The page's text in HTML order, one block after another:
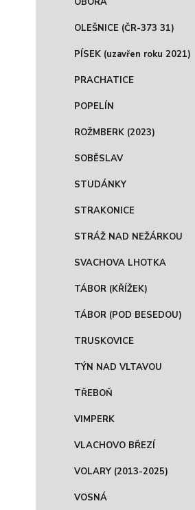
OLEŠNICE (ČR-373 31)
PÍSEK (uzavřen roku 2021)
PRACHATICE
POPELÍN
ROŽMBERK (2023)
SOBĚSLAV
STUDÁNKY
STRAKONICE
STRÁŽ NAD NEŽÁRKOU
SVACHOVA LHOTKA
TÁBOR (KŘÍŽEK)
TÁBOR (POD BESEDOU)
TRUSKOVICE
TÝN NAD VLTAVOU
TŘEBOŇ
VIMPERK
VLACHOVO BŘEZÍ
VOLARY (2013-2025)
VOSNÁ